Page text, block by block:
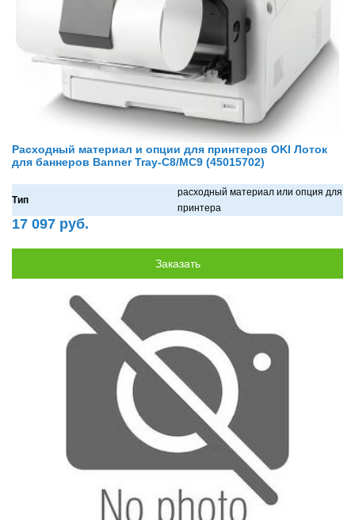
Расходный материал и опции для принтеров OKI Лоток
для баннеров Banner Tray-C8/MC9 (45015702)
Тип
рaсходный мaтериaл или опция для
принтерa
17 097 руб.